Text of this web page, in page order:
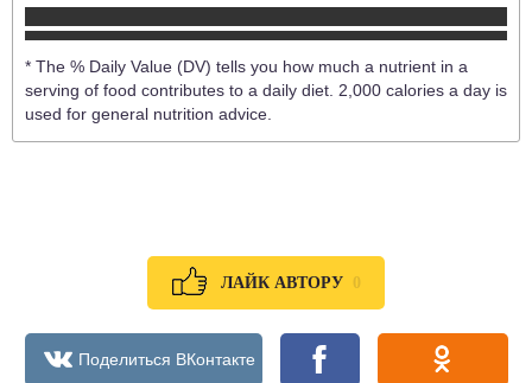
* The % Daily Value (DV) tells you how much a nutrient in a
serving of food contributes to a daily diet. 2,000 calories a day is
used for general nutrition advice.
ЛАЙК АВТОРУ 0